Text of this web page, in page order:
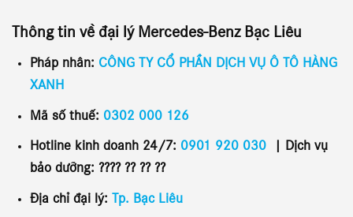
Thông tin về đại lý Mercedes-Benz Bạc Liêu
Pháp nhân: CÔNG TY CỔ PHẦN DỊCH VỤ Ô TÔ HÀNG
XANH
Mã số thuế: 0302 000 126
Hotline kinh doanh 24/7: 0901 920 030
Dịch vụ
bảo dưỡng: ???? ?? ?? ??
Địa chỉ đại lý: Tp. Bạc Liêu